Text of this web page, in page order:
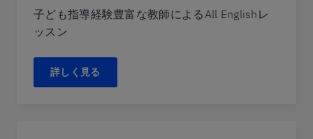
子ども指導経験豊富な教師によるAll Englishレ
ッスン
詳しく見る